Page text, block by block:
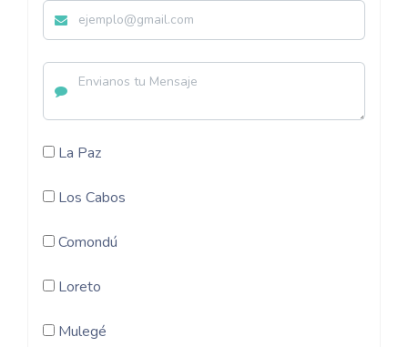
La Paz
Los Cabos
Comondú
Loreto
Mulegé